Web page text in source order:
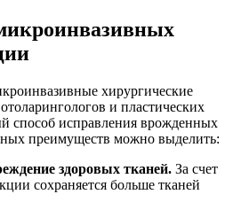
хирургические
и пластических
способ исправления врожденных
преимуществ можно выделить:
здоровых тканей. За счет
сохраняется больше тканей